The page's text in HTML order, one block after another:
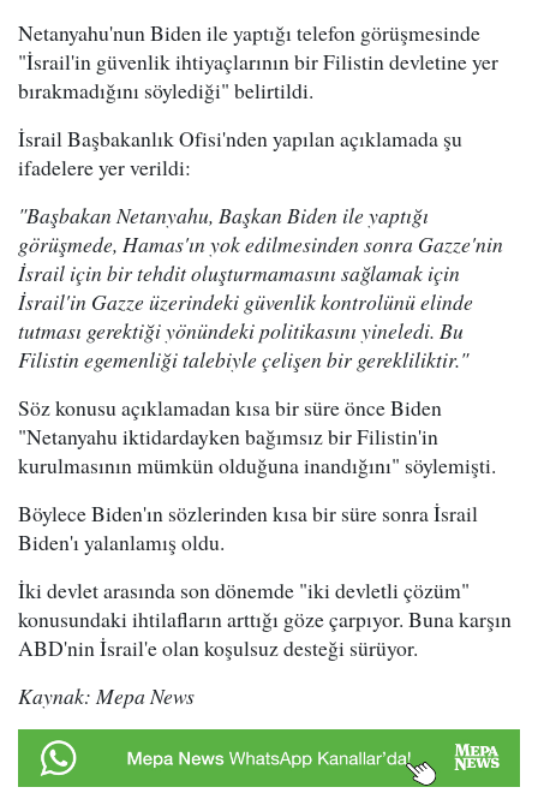
Netanyahu'nun Biden ile yaptığı telefon görüşmesinde
"İsrail'in güvenlik ihtiyaçlarının bir Filistin devletine yer
bırakmadığını söylediği" belirtildi.
İsrail Başbakanlık Ofisi'nden yapılan açıklamada şu
ifadelere yer verildi:
"Başbakan Netanyahu, Başkan Biden ile yaptığı
görüşmede, Hamas'ın yok edilmesinden sonra Gazze'nin
İsrail için bir tehdit oluşturmamasını sağlamak için
İsrail'in Gazze üzerindeki güvenlik kontrolünü elinde
tutması gerektiği yönündeki politikasını yineledi. Bu
Filistin egemenliği talebiyle çelişen bir gerekliliktir."
Söz konusu açıklamadan kısa bir süre önce Biden
"Netanyahu iktidardayken bağımsız bir Filistin'in
kurulmasının mümkün olduğuna inandığını" söylemişti.
Böylece Biden'ın sözlerinden kısa bir süre sonra İsrail
Biden'ı yalanlamış oldu.
İki devlet arasında son dönemde "iki devletli çözüm"
konusundaki ihtilafların arttığı göze çarpıyor. Buna karşın
ABD'nin İsrail'e olan koşulsuz desteği sürüyor.
Kaynak: Mepa News